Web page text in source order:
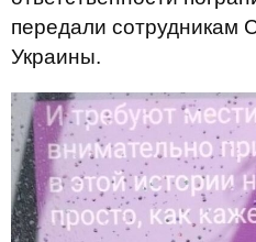
передали сотрудникам
Украины.